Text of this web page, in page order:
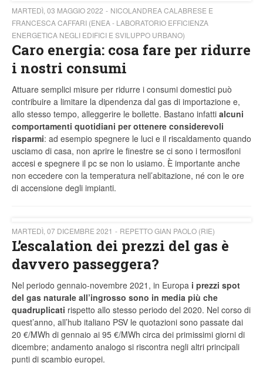
MARTEDÌ, 03 MAGGIO 2022
NICOLANDREA CALABRESE E
FRANCESCA CAFFARI (ENEA - LABORATORIO EFFICIENZA
ENERGETICA NEGLI EDIFICI E SVILUPPO URBANO)
Caro energia: cosa fare per ridurre
i nostri consumi
Attuare semplici misure per ridurre i consumi domestici può
contribuire a limitare la dipendenza dal gas di importazione e,
allo stesso tempo, alleggerire le bollette. Bastano infatti alcuni
comportamenti quotidiani per ottenere considerevoli
risparmi: ad esempio spegnere le luci e il riscaldamento quando
usciamo di casa, non aprire le finestre se ci sono i termosifoni
accesi e spegnere il pc se non lo usiamo. È importante anche
non eccedere con la temperatura nell’abitazione, né con le ore
di accensione degli impianti.
MARTEDÌ, 07 DICEMBRE 2021 REPETTO GIAN PAOLO (RIE)
L’escalation dei prezzi del gas è
davvero passeggera?
Nel periodo gennaio-novembre 2021, in Europa i prezzi spot
del gas naturale all’ingrosso sono in media più che
quadruplicati rispetto allo stesso periodo del 2020. Nel corso di
quest’anno, all’hub italiano PSV le quotazioni sono passate dai
20 €/MWh di gennaio ai 95 €/MWh circa dei primissimi giorni di
dicembre; andamento analogo si riscontra negli altri principali
punti di scambio europei.